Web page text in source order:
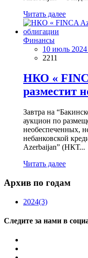
Читать далее
Финансы
10 июль
2211
НКО «
разместит
Завтра на
аукцион по
необеспеченных,
небанковской
Azerbaijan” (НКТ...
Читать далее
Архив по годам
2024(3)
Следите за нами в